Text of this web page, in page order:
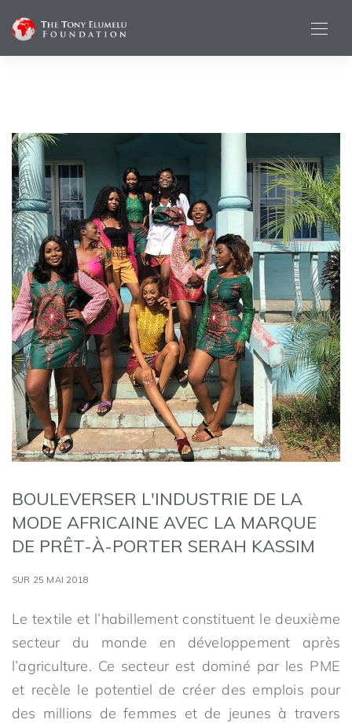
BOULEVERSER L'INDUSTRIE DE LA
MODE AFRICAINE AVEC LA MARQUE
DE PRÊT-À-PORTER SERAH KASSIM
SUR 25 MAI 2018
Le textile et l’habillement constituent le deuxième
secteur du monde en développement après
l’agriculture. Ce secteur est dominé par les PME
et recèle le potentiel de créer des emplois pour
des millions de femmes et de jeunes à travers